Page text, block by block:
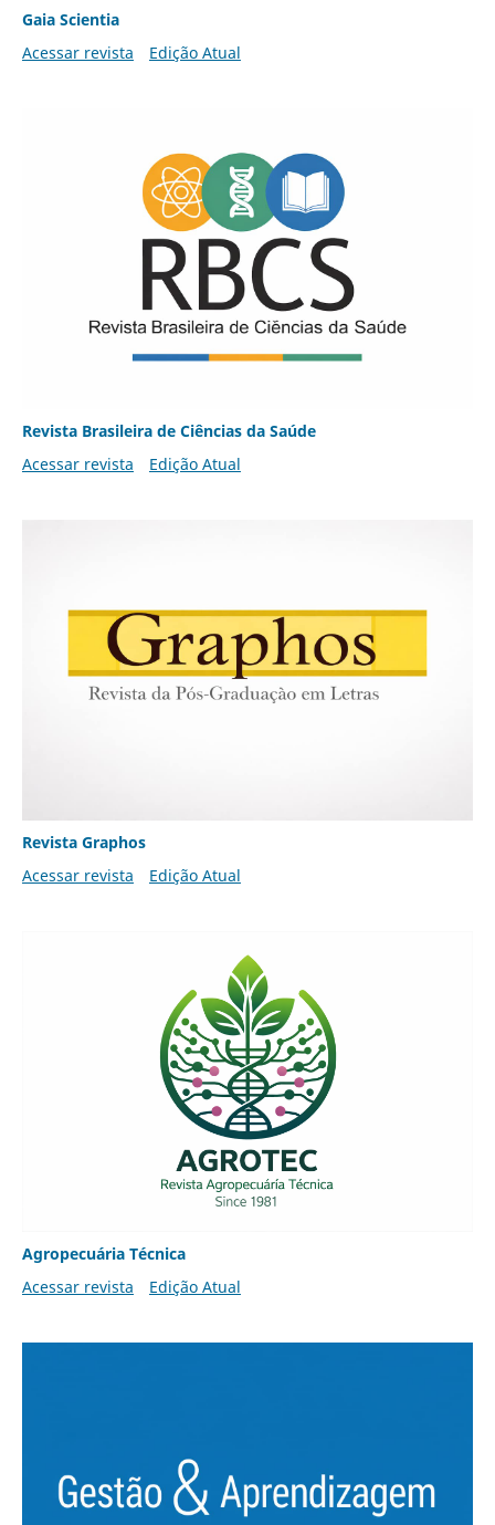
Gaia Scientia
Acessar revista
Edição Atual
Revista Brasileira de Ciências da Saúde
Acessar revista
Edição Atual
Revista Graphos
Acessar revista
Edição Atual
Agropecuária Técnica
Acessar revista
Edição Atual